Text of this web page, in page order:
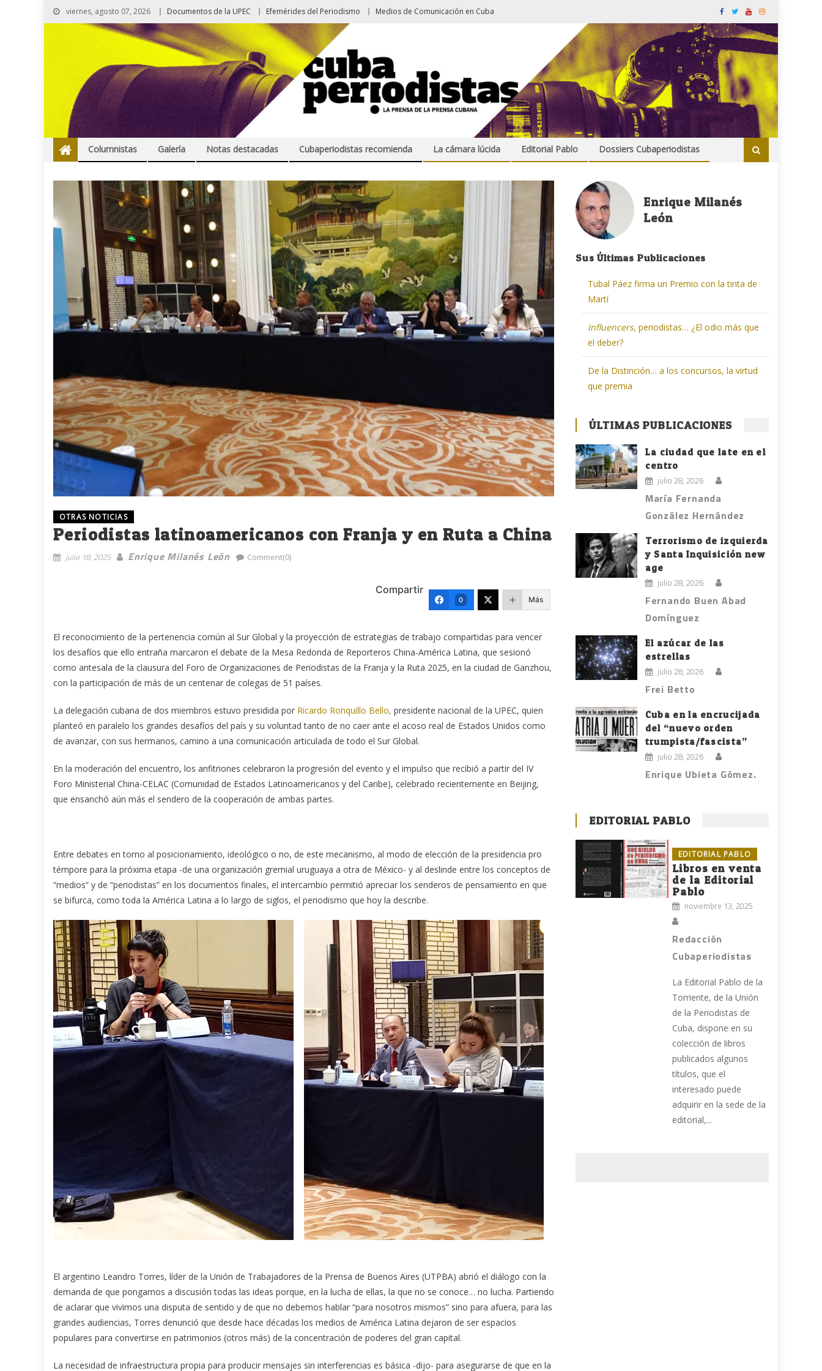
viernes, agosto 07, 2026 Documentos de la UPEC Efemérides del Periodismo Medios de Comunicación en Cuba
Columnistas Galería Notas destacadas Cubaperiodistas recomienda La cámara lúcida Editorial Pablo Dossiers Cubaperiodistas
OTRAS NOTICIAS
Periodistas latinoamericanos con Franja y en Ruta a China
julio 18, 2025 Enrique Milanés León Comment(0)
Compartir
0 Más
El reconocimiento de la pertenencia común al Sur Global y la proyección de estrategias de trabajo compartidas para vencer
los desafíos que ello entraña marcaron el debate de la Mesa Redonda de Reporteros China-América Latina, que sesionó
como antesala de la clausura del Foro de Organizaciones de Periodistas de la Franja y la Ruta 2025, en la ciudad de Ganzhou,
con la participación de más de un centenar de colegas de 51 países.
La delegación cubana de dos miembros estuvo presidida por Ricardo Ronquillo Bello, presidente nacional de la UPEC, quien
planteó en paralelo los grandes desafíos del país y su voluntad tanto de no caer ante el acoso real de Estados Unidos como
de avanzar, con sus hermanos, camino a una comunicación articulada de todo el Sur Global.
En la moderación del encuentro, los anfitriones celebraron la progresión del evento y el impulso que recibió a partir del IV
Foro Ministerial China-CELAC (Comunidad de Estados Latinoamericanos y del Caribe), celebrado recientemente en Beijing,
que ensanchó aún más el sendero de la cooperación de ambas partes.
Entre debates en torno al posicionamiento, ideológico o no, de este mecanismo, al modo de elección de la presidencia pro
témpore para la próxima etapa -de una organización gremial uruguaya a otra de México- y al deslinde entre los conceptos de
“medios” y de “periodistas” en los documentos finales, el intercambio permitió apreciar los senderos de pensamiento en que
se bifurca, como toda la América Latina a lo largo de siglos, el periodismo que hoy la describe.
El argentino Leandro Torres, líder de la Unión de Trabajadores de la Prensa de Buenos Aires (UTPBA) abrió el diálogo con la
demanda de que pongamos a discusión todas las ideas porque, en la lucha de ellas, la que no se conoce… no lucha. Partiendo
de aclarar que vivimos una disputa de sentido y de que no debemos hablar “para nosotros mismos” sino para afuera, para las
grandes audiencias, Torres denunció que desde hace décadas los medios de América Latina dejaron de ser espacios
populares para convertirse en patrimonios (otros más) de la concentración de poderes del gran capital.
La necesidad de infraestructura propia para producir mensajes sin interferencias es básica -dijo- para asegurarse de que en la
Enrique Milanés
León
Sus Últimas Publicaciones
Tubal Páez firma un Premio con la tinta de
Martí
Influencers, periodistas… ¿El odio más que
el deber?
De la Distinción… a los concursos, la virtud
que premia
ÚLTIMAS PUBLICACIONES
La ciudad que late en el
centro
julio 28, 2026
María Fernanda
González Hernández
Terrorismo de izquierda
y Santa Inquisición new
age
julio 28, 2026
Fernando Buen Abad
Domínguez
El azúcar de las
estrellas
julio 28, 2026
Frei Betto
Cuba en la encrucijada
del “nuevo orden
trumpista/fascista”
julio 28, 2026
Enrique Ubieta Gómez.
EDITORIAL PABLO
EDITORIAL PABLO
Libros en venta
de la Editorial
Pablo
noviembre 13, 2025
Redacción
Cubaperiodistas
La Editorial Pablo de la
Torriente, de la Unión
de la Periodistas de
Cuba, dispone en su
colección de libros
publicados algunos
títulos, que el
interesado puede
adquirir en la sede de la
editorial,...